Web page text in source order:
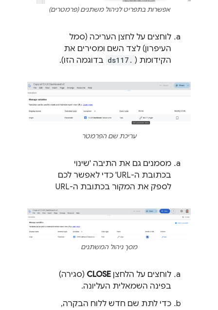
אפשרות בתפריט לניהול משתנים (פרמטרים)
לוחצים על לחצן העריכה (סמל
העיפרון) לצד השם ומסירים את
הקידומת ( ds117. בדוגמה הזו).
עריכת שם הפרמטר
מסמנים גם את התיבה 'שינוי
בכתובת ה-URL' כדי לאפשר לכם
לספק את המקור בכתובת ה-URL
מסך ניהול המשתנים
לוחצים על הלחצן CLOSE (סגירה)
בפינה השמאלית העליונה.
כדי לתת שם חדש ללוח הבקרה,